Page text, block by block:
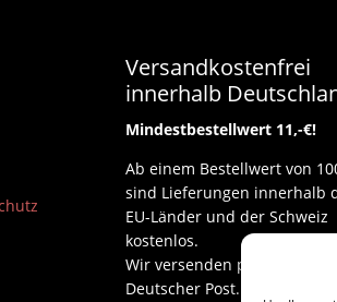
Versandkostenfrei
innerhalb
Mindestbestellwert 11,-€!
Ab einem Bestellwert von
sind Lieferungen innerhalb
EU-Länder und der Schweiz
kostenlos.
Wir versenden per DHL und
Deutscher Post.